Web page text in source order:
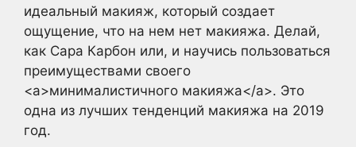
идеальный макияж, который создает
ощущение, что на нем нет макияжа. Делай,
как Сара Карбон или, и научись пользоваться
преимуществами своего
<a>минималистичного макияжа</a>. Это
одна из лучших тенденций макияжа на 2019
год.